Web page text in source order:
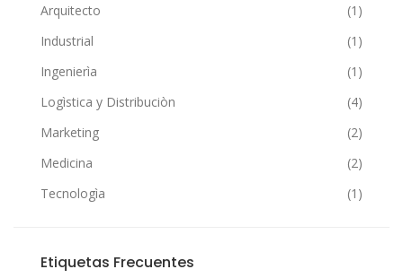
Arquitecto
(1)
Industrial
(1)
Ingenierìa
(1)
Logìstica y Distribuciòn
(4)
Marketing
(2)
Medicina
(2)
Tecnologìa
(1)
Etiquetas Frecuentes